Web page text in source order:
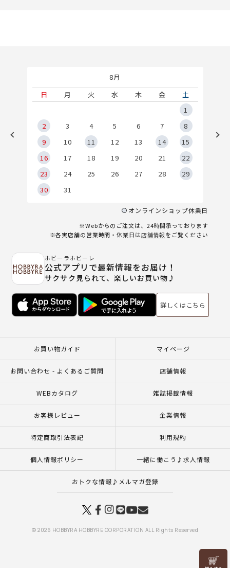
リリヤン
8月
日
月 火 水 木 金
土
1
2
3 4 5 6 7
8
9
10 11 12 13 14
15
16
17 18 19 20 21
22
23
24 25 26 27 28
29
30
31
オンラインショップ休業日
※Webからのご注文は、24時間承っております
※各実店舗の営業時間・休業日は店舗情報をご覧ください
ホビーラホビーレ
公式アプリで最新情報をお届け！
サクサク見られて、楽しいお買い物♪
詳しくはこちら
お買い物ガイド マイページ
お問い合わせ - よくあるご質問 店舗情報
WEBカタログ 雑誌掲載情報
お客様レビュー 企業情報
特定商取引法表記 利用規約
個人情報ポリシー 一緒に働こう♪求人情報
おトクな情報♪メルマガ登録
© 2026 HOBBYRA HOBBYRE CORPORATION ALL Rights Reserved